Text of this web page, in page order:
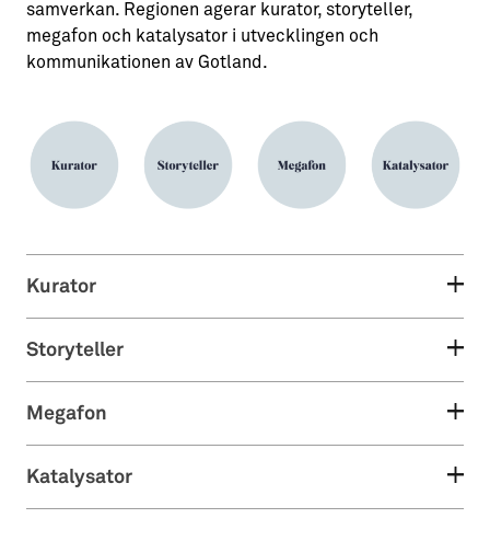
samverkan. Regionen agerar kurator, storyteller,
megafon och katalysator i utvecklingen och
kommunikationen av Gotland.
Kurator
Storyteller
Megafon
Katalysator